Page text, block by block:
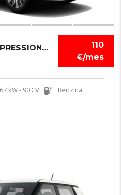
110
€/mes
DACIA SANDERO EXPRESSION TCE
67 kW - 90 CV Benzina